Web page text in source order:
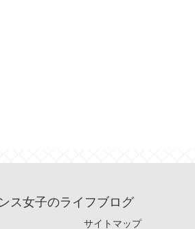
ス女子のライフブログ
サイトマップ